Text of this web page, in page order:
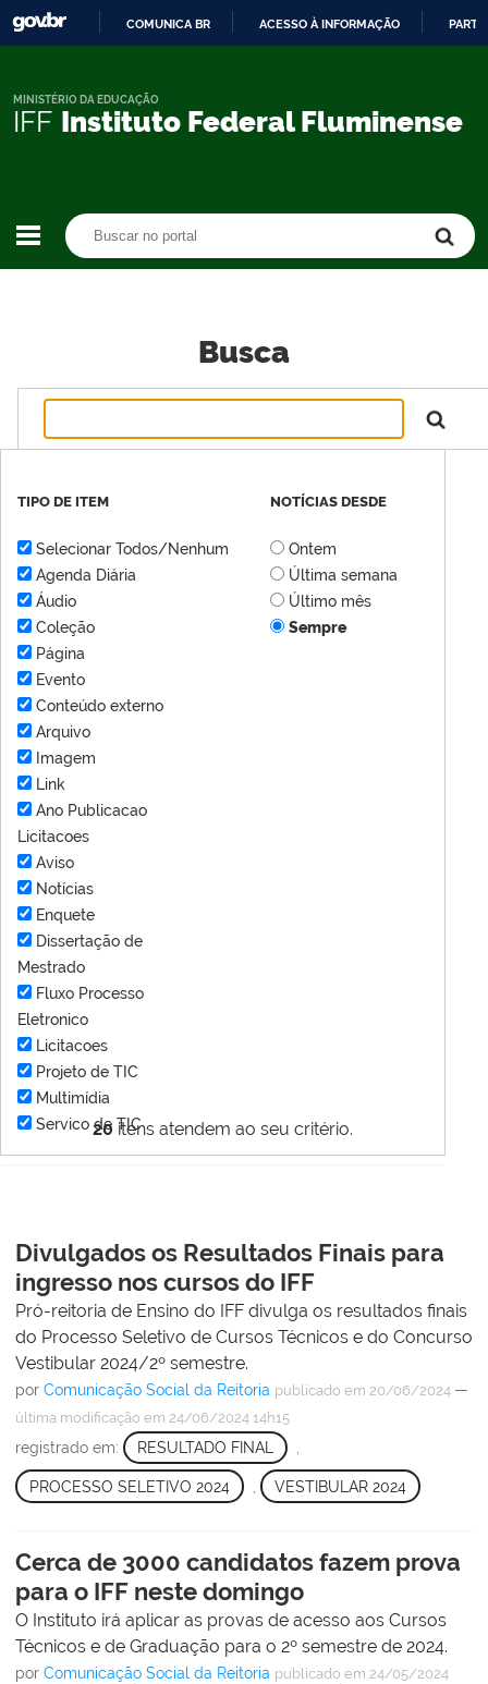
CONTEÚDO
COMUNICA BR ACESSO À INFORMAÇÃO
IFF Instituto Federal Fluminense
MINISTÉRIO DA EDUCAÇÃO
Busca
20 itens atendem ao seu critério.
TIPO DE ITEM
Selecionar Todos/Nenhum
Agenda Diária
Áudio
Coleção
Página
Evento
Conteúdo externo
Arquivo
Imagem
Link
Ano Publicacao
Licitacoes
Aviso
Notícias
Enquete
Dissertação de
Mestrado
Fluxo Processo
Eletronico
Licitacoes
Projeto de TIC
Multimídia
Servico de TIC
NOTÍCIAS DESDE
Ontem
Última semana
Último mês
Sempre
Divulgados os Resultados Finais para
ingresso nos cursos do IFF
Pró-reitoria de Ensino do IFF divulga os resultados finais
do Processo Seletivo de Cursos Técnicos e do Concurso
Vestibular 2024/2º semestre.
por Comunicação Social da Reitoria publicado em 20/06/2024 —
última modificação em 24/06/2024 14h15
registrado em: RESULTADO FINAL
PROCESSO SELETIVO 2024 VESTIBULAR 2024
Cerca de 3000 candidatos fazem prova
para o IFF neste domingo
O Instituto irá aplicar as provas de acesso aos Cursos
Técnicos e de Graduação para o 2º semestre de 2024.
por Comunicação Social da Reitoria publicado em 24/05/2024